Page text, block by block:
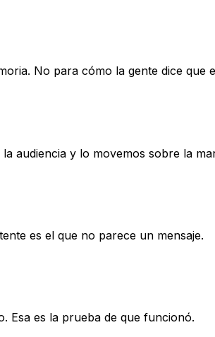
No para cómo la gente dice que
audiencia y lo movemos sobre la
es el que no parece un mensaje.
Esa es la prueba de que funcionó.